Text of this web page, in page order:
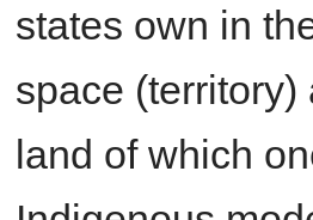
states own in
space
land of which